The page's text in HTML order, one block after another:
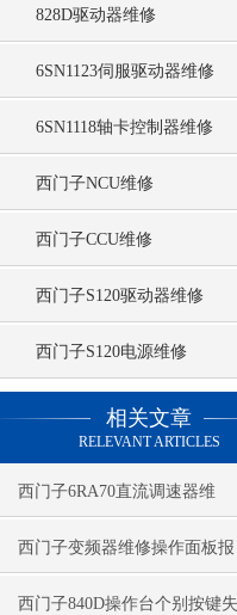
828D驱动器维修
6SN1123伺服驱动器维修
6SN1118轴卡控制器维修
西门子NCU维修
西门子CCU维修
西门子S120驱动器维修
西门子S120电源维修
相关文章
RELEVANT ARTICLES
西门子6RA70直流调速器维
修：无显示故障
西门子变频器维修操作面板报
警“E”故障
西门子840D操作台个别按键失